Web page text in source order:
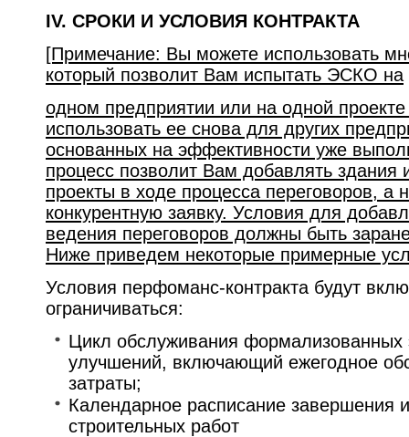
IV. СРОКИ И УСЛОВИЯ КОНТРАКТА
[Примечание: Вы можете использовать
который позволит Вам испытать ЭСКО на
одном предприятии или на одной
использовать ее снова для других
основанных на эффективности уже
процесс позволит Вам добавлять здания
проекты в ходе процесса переговоров, а
конкурентную заявку. Условия для
ведения переговоров должны быть
Ниже приведем некоторые примерные
Условия перфоманс-контракта будут
ограничиваться:
Цикл обслуживания формализованных
улучшений, включающий ежегодное
затраты;
Календарное расписание завершения
строительных работ